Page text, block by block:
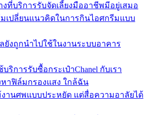
ที่บริการรับจัดเลี้ยงมืออาชีพมีอยู่เสมอ
มเปลี่ยนแนวคิดในการกินไอศกรีมแบบ
ยังถูกนำไปใช้ในงานระบบอาคาร
ริการรับซื้อกระเป๋าChanel กับเรา
าฟิล์มกรองแสง ใกล้ฉัน
งานศพแบบประหยัด แต่สื่อความอาลัยได้